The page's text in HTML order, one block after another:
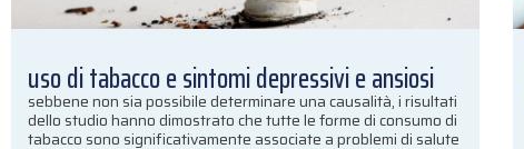
uso di tabacco e sintomi depressivi e ansiosi
sebbene non sia possibile determinare una causalità, i risultati
dello studio hanno dimostrato che tutte le forme di consumo di
tabacco sono significativamente associate a problemi di salute